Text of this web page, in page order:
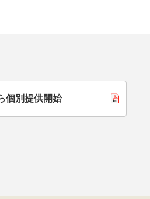
個別提供開始